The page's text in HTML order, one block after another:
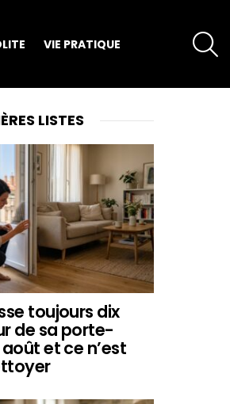
VIE PRATIQUE
LISTES
toujours dix
de sa porte-
et ce n’est